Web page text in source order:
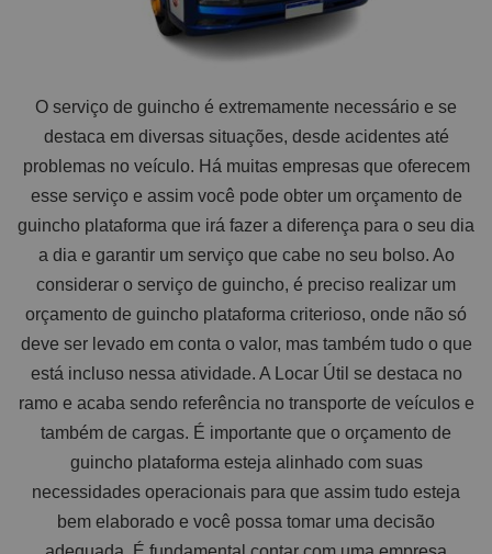
O serviço de guincho é extremamente necessário e se
destaca em diversas situações, desde acidentes até
problemas no veículo. Há muitas empresas que oferecem
esse serviço e assim você pode obter um orçamento de
guincho plataforma que irá fazer a diferença para o seu dia
a dia e garantir um serviço que cabe no seu bolso. Ao
considerar o serviço de guincho, é preciso realizar um
orçamento de guincho plataforma criterioso, onde não só
deve ser levado em conta o valor, mas também tudo o que
está incluso nessa atividade. A Locar Útil se destaca no
ramo e acaba sendo referência no transporte de veículos e
também de cargas. É importante que o orçamento de
guincho plataforma esteja alinhado com suas
necessidades operacionais para que assim tudo esteja
bem elaborado e você possa tomar uma decisão